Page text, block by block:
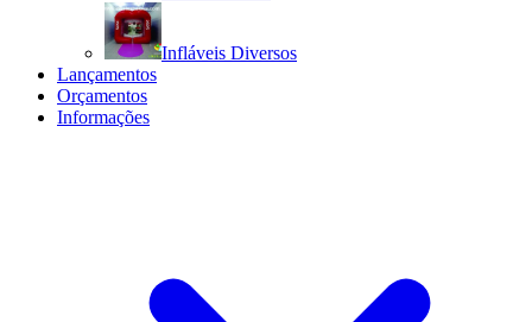
Infláveis Diversos
Lançamentos
Orçamentos
Informações